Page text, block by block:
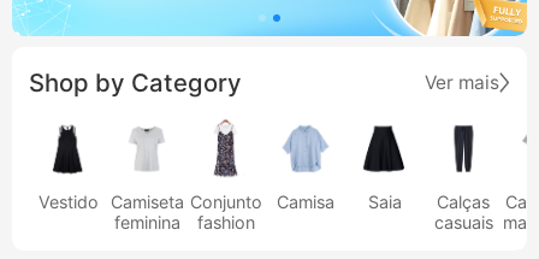
Shop by Category Ver mais
Vestido
Camiseta
feminina
Conjunto
fashion
Camisa Saia
Calças
casuais